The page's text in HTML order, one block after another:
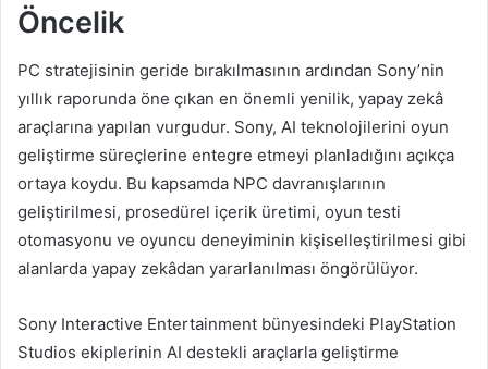
Öncelik
PC stratejisinin geride bırakılmasının ardından Sony’nin
yıllık raporunda öne çıkan en önemli yenilik, yapay zekâ
araçlarına yapılan vurgudur. Sony, AI teknolojilerini oyun
geliştirme süreçlerine entegre etmeyi planladığını açıkça
ortaya koydu. Bu kapsamda NPC davranışlarının
geliştirilmesi, prosedürel içerik üretimi, oyun testi
otomasyonu ve oyuncu deneyiminin kişiselleştirilmesi gibi
alanlarda yapay zekâdan yararlanılması öngörülüyor.
Sony Interactive Entertainment bünyesindeki PlayStation
Studios ekiplerinin AI destekli araçlarla geliştirme